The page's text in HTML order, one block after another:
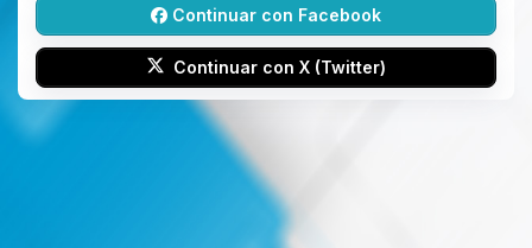
Continuar con Facebook
Continuar con X (Twitter)